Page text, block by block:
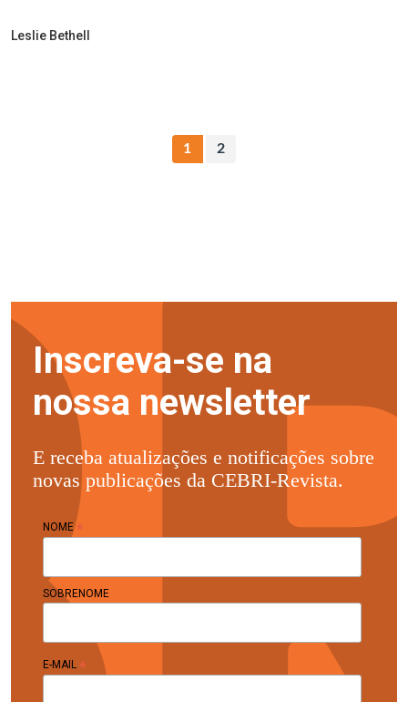
Leslie Bethell
1 2
Inscreva-se na
nossa newsletter
E receba atualizações e notificações sobre
novas publicações da CEBRI-Revista.
NOME
SOBRENOME
E-MAIL *